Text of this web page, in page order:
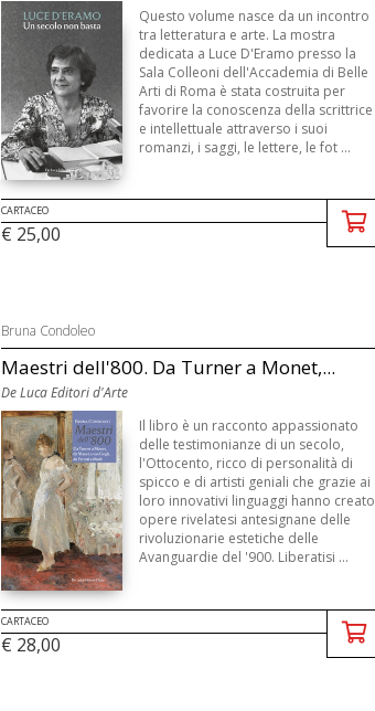
Questo volume nasce da un incontro
tra letteratura e arte. La mostra
dedicata a Luce D'Eramo presso la
Sala Colleoni dell'Accademia di Belle
Arti di Roma è stata costruita per
favorire la conoscenza della scrittrice
e intellettuale attraverso i suoi
romanzi, i saggi, le lettere, le fot ...
CARTACEO
€ 25,00
Bruna Condoleo
Maestri dell'800. Da Turner a Monet,...
De Luca Editori d'Arte
Il libro è un racconto appassionato
delle testimonianze di un secolo,
l'Ottocento, ricco di personalità di
spicco e di artisti geniali che grazie ai
loro innovativi linguaggi hanno creato
opere rivelatesi antesignane delle
rivoluzionarie estetiche delle
Avanguardie del '900. Liberatisi ...
CARTACEO
€ 28,00